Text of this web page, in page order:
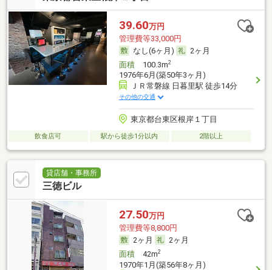
39.60万円
管理費等33,000円
なし(6ヶ月)
2ヶ月
面積100.3m2
1976年6月(築50年3ヶ月)
ＪＲ常磐線 日暮里駅 徒歩14分
その他の交通
東京都台東区根岸１丁目
飲食店可 駅から徒歩1分以内 2階以上
貸店舗・事務所
三徳ビル
27.50万円
管理費等8,800円
2ヶ月
2ヶ月
面積42m2
1970年1月(築56年8ヶ月)